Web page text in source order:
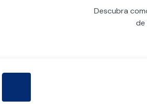
Descubra
de